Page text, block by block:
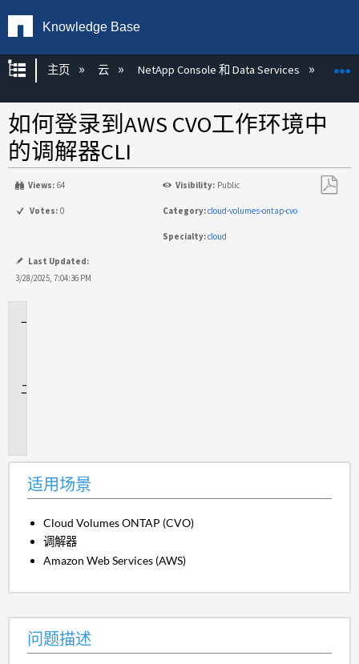
Knowledge Base
扩展/隐缩全局层次
主页 云 NetApp Console 和 Data Services
如何登录到AWS CVO工作环境中
的调解器CLI
Views: 64 Visibility: Public
Votes: 0 Category:cloud-volumes-ontap-cvo
Specialty:cloud
Last Updated:
3/28/2025, 7:04:36 PM
适用场景
Cloud Volumes ONTAP (CVO)
调解器
Amazon Web Services (AWS)
问题描述